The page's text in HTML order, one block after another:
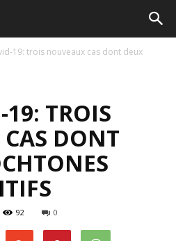
19: trois nouveaux cas dont deux
TROIS
DONT
92 0